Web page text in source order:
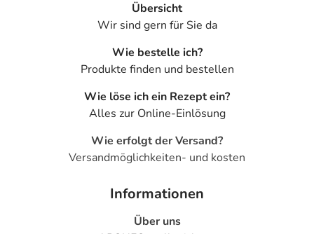
Übersicht
Wir sind gern für Sie da
Wie bestelle ich?
Produkte finden und bestellen
Wie löse ich ein Rezept ein?
Alles zur Online-Einlösung
Wie erfolgt der Versand?
Versandmöglichkeiten- und kosten
Informationen
Über uns